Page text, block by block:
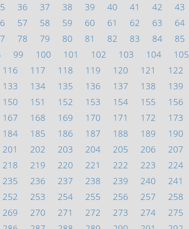
36 37 38 39 40 41 42
43
57 58 59 60 61 62 63
64
78 79 80 81 82 83 84
85
99 100 101 102 103 104
105
116 117 118 119 120 121
122
133 134 135 136 137 138
139
150 151 152 153 154 155
156
167 168 169 170 171 172
173
184 185 186 187 188 189
190
201 202 203 204 205 206
207
218 219 220 221 222 223
224
235 236 237 238 239 240
241
252 253 254 255 256 257
258
269 270 271 272 273 274
275